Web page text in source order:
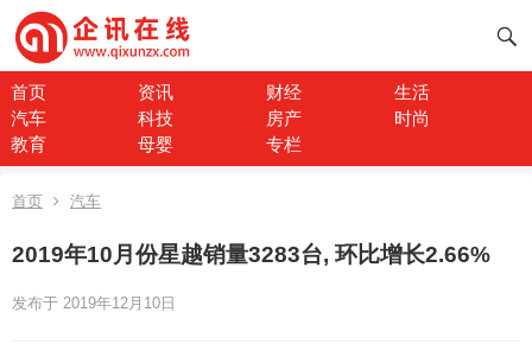
首页 资讯 财经
生活
汽车
科技 房产
时尚
教育
母婴 专栏
首页 汽车
2019年10月份星越销量3283台, 环比增长2.66%
发布于 2019年12月10日